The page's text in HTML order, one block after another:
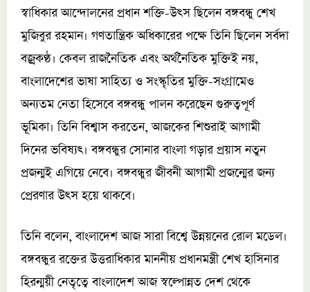
স্বাধিকার আন্দোলনের প্রধান শক্তি-উৎস ছিলেন বঙ্গবন্ধু শেখ
মুজিবুর রহমান। গণতান্ত্রিক অধিকারের পক্ষে তিনি ছিলেন সর্বদা
বজ্রকণ্ঠ। কেবল রাজনৈতিক এবং অর্থনৈতিক মুক্তিই নয়,
বাংলাদেশের ভাষা সাহিত্য ও সংস্কৃতির মুক্তি-সংগ্রামেও
অন্যতম নেতা হিসেবে বঙ্গবন্ধু পালন করেছেন গুরুত্বপূর্ণ
ভূমিকা। তিনি বিশ্বাস করতেন, আজকের শিশুরাই আগামী
দিনের ভবিষ্যৎ। বঙ্গবন্ধুর সোনার বাংলা গড়ার প্রয়াস নতুন
প্রজন্মই এগিয়ে নেবে। বঙ্গবন্ধুর জীবনী আগামী প্রজন্মের জন্য
প্রেরণার উৎস হয়ে থাকবে।
তিনি বলেন, বাংলাদেশ আজ সারা বিশ্বে উন্নয়নের রোল মডেল।
বঙ্গবন্ধুর রক্তের উত্তরাধিকার মাননীয় প্রধানমন্ত্রী শেখ হাসিনার
হিরন্ময়ী নেতৃত্বে বাংলাদেশ আজ স্বল্পোন্নত দেশ থেকে